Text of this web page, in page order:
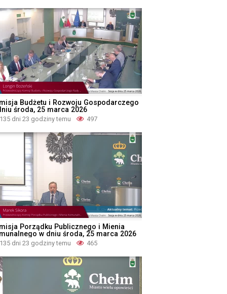
Budżetu i Rozwoju Gospodarczego
środa, 25 marca 2026
135 dni 23 godziny temu 497
Porządku Publicznego i Mienia
w dniu środa, 25 marca 2026
135 dni 23 godziny temu 465